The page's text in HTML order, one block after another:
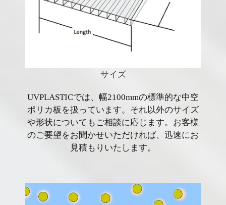
サイズ
UVPLASTICでは、幅2100mmの標準的な中空
ポリカ板を扱っています。それ以外のサイズ
や形状についてもご相談に応じます。お客様
のご要望をお聞かせいただければ、迅速にお
見積もりいたします。